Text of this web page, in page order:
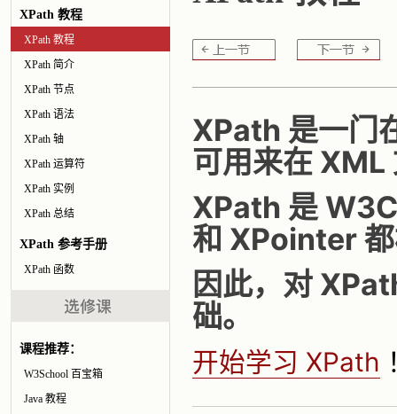
XPath 教程
XPath 教程
XPath 简介
XPath 节点
XPath 语法
XPath 轴
XPath 运算符
XPath 实例
XPath 总结
XPath 参考手册
XPath 函数
课程推荐：
W3School 百宝箱
Java 教程
XPath 是一门
可用来在 XML
XPath 是
和 XPointer
因此，对
础。
开始学习 XPath